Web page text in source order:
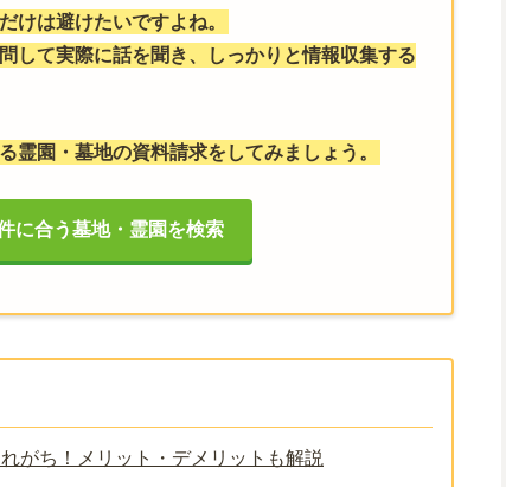
けは避けたいですよね。
して実際に話を聞き、しっかりと情報収集する
霊園・墓地の資料請求をしてみましょう。
に合う墓地・霊園を検索
がち！メリット・デメリットも解説